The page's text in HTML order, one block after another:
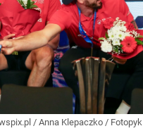
/ Anna Klepaczko / Fotopyk